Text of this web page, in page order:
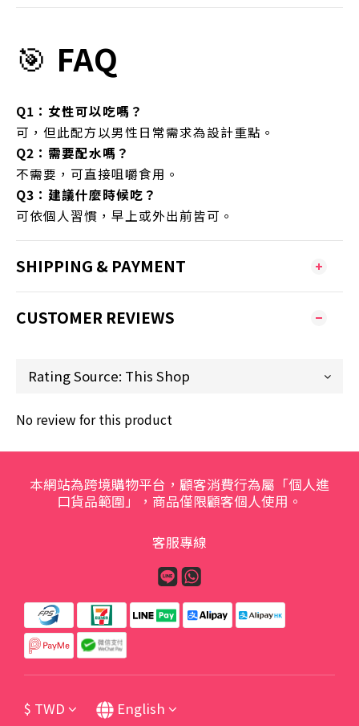
🎯 FAQ
Q1：女性可以吃嗎？
可，但此配方以男性日常需求為設計重點。
Q2：需要配水嗎？
不需要，可直接咀嚼食用。
Q3：建議什麼時候吃？
可依個人習慣，早上或外出前皆可。
SHIPPING & PAYMENT
CUSTOMER REVIEWS
No review for this product
本網站為跨境購物平台，顧客消費行為屬「個人進
口貨品範圍」，商品僅限顧客個人使用。
客服專線
$ TWD English